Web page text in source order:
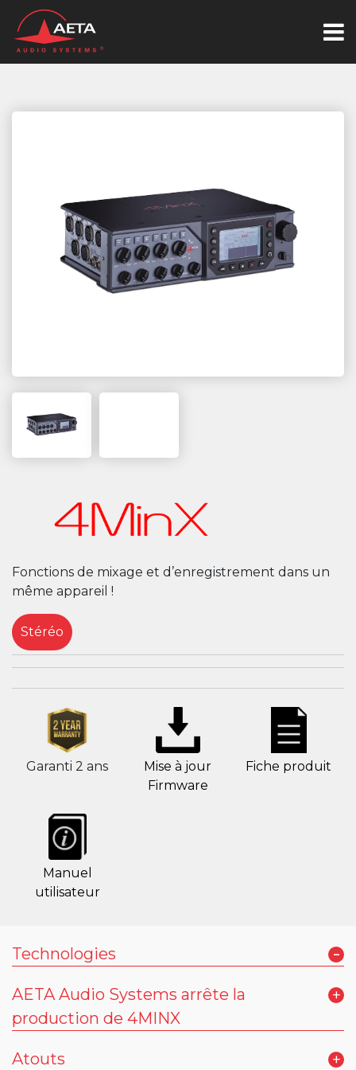
Fonctions de mixage et d’enregistrement dans un
même appareil !
Stéréo
Garanti 2 ans
Mise à jour
Firmware
Fiche produit
Manuel
utilisateur
Technologies -
AETA Audio Systems arrête la
production de 4MINX
+
Atouts +